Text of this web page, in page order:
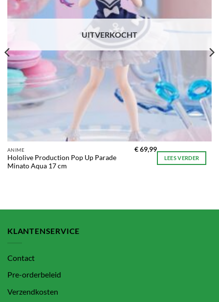
UITVERKOCHT
ANIME
Hololive Production Pop Up Parade
Minato Aqua 17 cm
€69,99
LEES VERDER
KLANTENSERVICE
Contact
Pre-orderbeleid
Verzendkosten